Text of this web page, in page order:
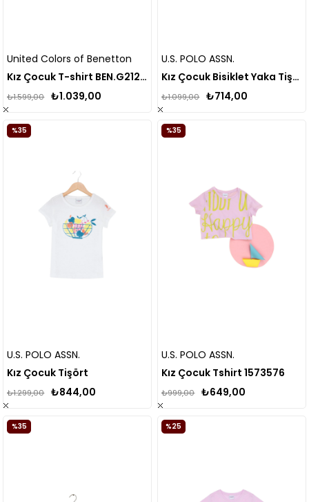
United Colors of Benetton
Kız Çocuk T-shirt BEN.G21286
₺1.039,00
₺1.599,00
U.S. POLO ASSN.
Kız Çocuk Bisiklet Yaka Tişört 50234830
₺714,00
₺1.099,00
U.S. POLO ASSN.
Kız Çocuk Tişört
₺844,00
₺1.299,00
%35
U.S. POLO ASSN.
Kız Çocuk Tshirt 1573576
₺649,00
₺999,00
%35
%35 %25